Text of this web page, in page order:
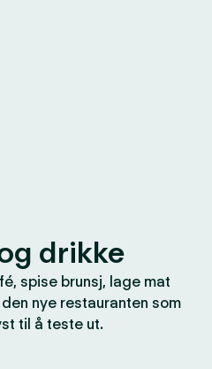
drikke
spise brunsj, lage mat
nye restauranten som
til å teste ut.